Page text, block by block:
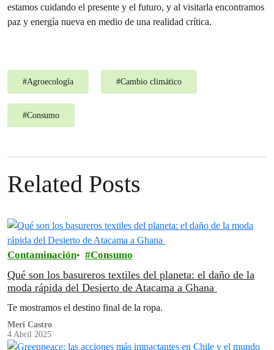
estamos cuidando el presente y el futuro, y al visitarla encontramos
paz y energía nueva en medio de una realidad crítica.
#Agroecología #Cambio climático
#Consumo
Related Posts
Contaminación Consumo
Qué son los basureros textiles del planeta: el daño de la
moda rápida del Desierto de Atacama a Ghana
Te mostramos el destino final de la ropa.
Meri Castro
4 Abril 2025